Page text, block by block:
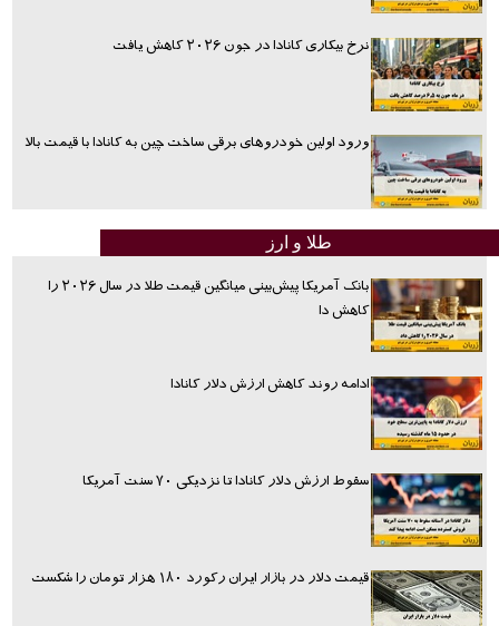
نرخ بیکاری کانادا در جون ۲۰۲۶ کاهش یافت
ورود اولین خودروهای برقی ساخت چین به کانادا با قیمت بالا
طلا و ارز
بانک آمریکا پیش‌بینی میانگین قیمت طلا در سال ۲۰۲۶ را
کاهش دا
ادامه روند کاهش ارزش دلار کانادا
سقوط ارزش دلار کانادا تا نزدیکی ۷۰ سنت آمریکا
قیمت دلار در بازار ایران رکورد ۱۸۰ هزار تومان را شکست